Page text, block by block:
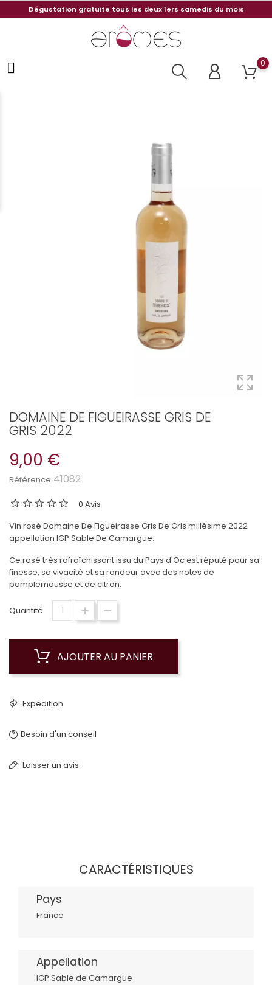
Dégustation gratuite tous les deux 1ers samedis du mois
0
DOMAINE DE FIGUEIRASSE GRIS DE
GRIS 2022
9,00 €
Référence 41082
0 Avis
Vin rosé Domaine De Figueirasse Gris De Gris millésime 2022
appellation IGP Sable De Camargue.
Ce rosé très rafraîchissant issu du Pays d'Oc est réputé pour sa
finesse, sa vivacité et sa rondeur avec des notes de
pamplemousse et de citron.
Quantité
AJOUTER AU PANIER
Expédition
Besoin d'un conseil
Laisser un avis
CARACTÉRISTIQUES
Pays
France
Appellation
IGP Sable de Camargue